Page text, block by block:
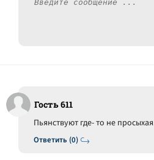
Гость 611
Ответить (0)
Пьянствуют где- то не